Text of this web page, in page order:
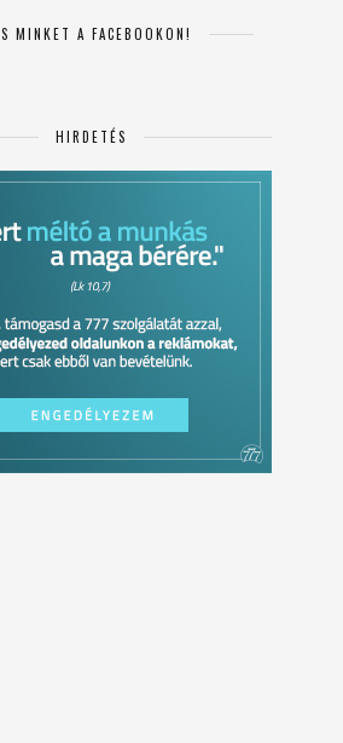
MINKET A FACEBOOKON!
HIRDETÉS